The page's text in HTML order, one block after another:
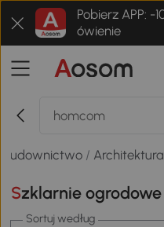
Pobierz APP: -
ówienie
budownictwo /
Szklarnie
Sortuj według